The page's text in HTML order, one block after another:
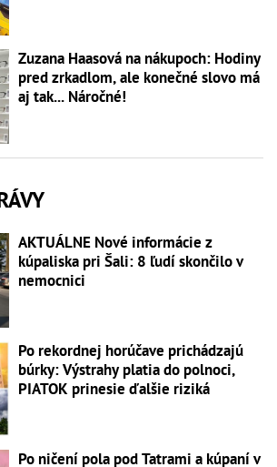
Zuzana Haasová na nákupoch: Hodiny
pred zrkadlom, ale konečné slovo má
aj tak... Náročné!
AKTUÁLNE Nové informácie z
kúpaliska pri Šali: 8 ľudí skončilo v
nemocnici
Po rekordnej horúčave prichádzajú
búrky: Výstrahy platia do polnoci,
PIATOK prinesie ďalšie riziká
Po ničení pola pod Tatrami a kúpaní v